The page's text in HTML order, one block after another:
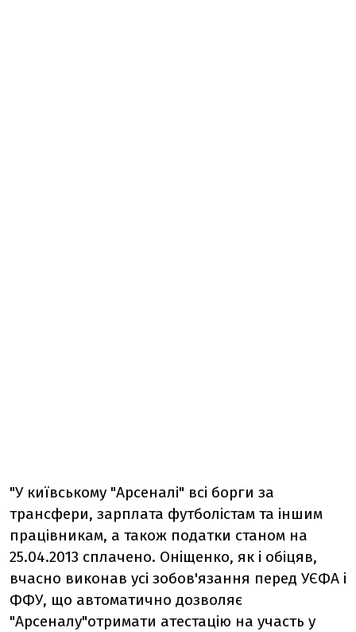
"У київському "Арсеналі" всі борги за
трансфери, зарплата футболістам та іншим
працівникам, а також податки станом на
25.04.2013 сплачено. Оніщенко, як і обіцяв,
вчасно виконав усі зобов'язання перед УЄФА і
ФФУ, що автоматично дозволяє
"Арсеналу"отримати атестацію на участь у